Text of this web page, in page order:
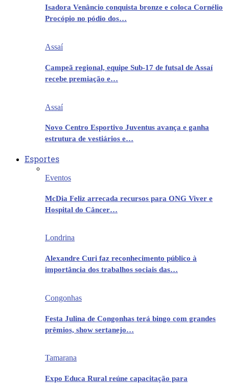
Isadora Venâncio conquista bronze e coloca Cornélio
Procópio no pódio dos…
Assaí
Campeã regional, equipe Sub-17 de futsal de Assaí
recebe premiação e…
Assaí
Novo Centro Esportivo Juventus avança e ganha
estrutura de vestiários e…
Esportes
Eventos
McDia Feliz arrecada recursos para ONG Viver e
Hospital do Câncer…
Londrina
Alexandre Curi faz reconhecimento público à
importância dos trabalhos sociais das…
Congonhas
Festa Julina de Congonhas terá bingo com grandes
prêmios, show sertanejo…
Tamarana
Expo Educa Rural reúne capacitação para